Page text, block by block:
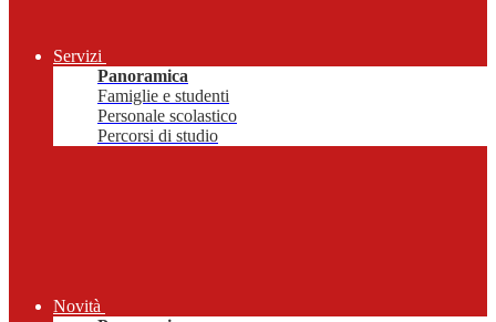
Servizi
Panoramica
Famiglie e studenti
Personale scolastico
Percorsi di studio
Novità